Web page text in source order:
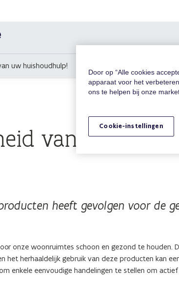
uw huishoudhulp!
van uw
heeft gevolgen voor de
onze woonruimtes schoon en gezond te houden.
herhaaldelijk gebruik van deze producten kan
enkele eenvoudige handelingen te stellen om
Door op “Alle cookies
apparaat voor het
ons te helpen bij onze
Cookie-instellingen